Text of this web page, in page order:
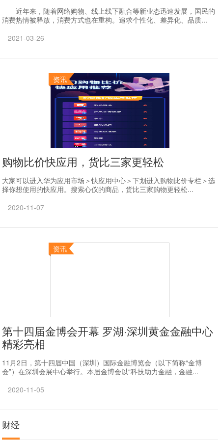
近年来，随着网络购物、线上线下融合等新业态迅速发展，国民的
消费热情被释放，消费方式也在重构。追求个性化、差异化、品质...
2021-03-26
资讯
购物比价快应用，货比三家更轻松
大家可以进入华为应用市场＞快应用中心＞下划进入购物比价专栏＞选
择你想使用的快应用。搜索心仪的商品，货比三家购物更轻松...
2020-11-07
资讯
第十四届金博会开幕 罗湖·深圳黄金金融中心
精彩亮相
11月2日，第十四届中国（深圳）国际金融博览会（以下简称“金博
会”）在深圳会展中心举行。本届金博会以“科技助力金融，金融...
2020-11-05
财经